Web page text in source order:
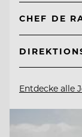
CHEF DE
Entdecke alle